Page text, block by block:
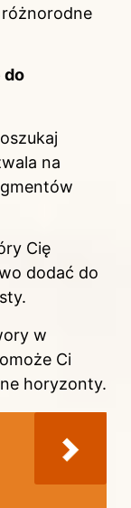
do
na
Cię
dodać do
w
Ci
horyzonty.